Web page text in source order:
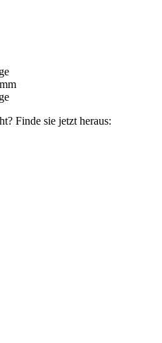
Finde sie jetzt heraus: